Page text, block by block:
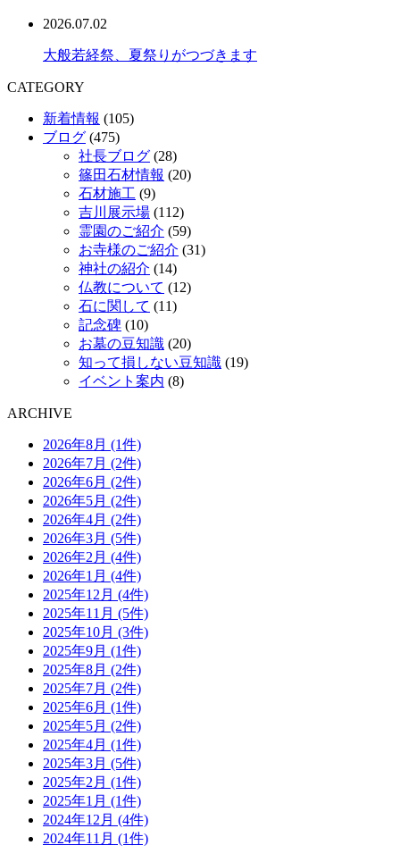
2026.07.02
大般若経祭、夏祭りがつづきます
CATEGORY
新着情報 (105)
ブログ (475)
社長ブログ (28)
篠田石材情報 (20)
石材施工 (9)
吉川展示場 (112)
霊園のご紹介 (59)
お寺様のご紹介 (31)
神社の紹介 (14)
仏教について (12)
石に関して (11)
記念碑 (10)
お墓の豆知識 (20)
知って損しない豆知識 (19)
イベント案内 (8)
ARCHIVE
2026年8月 (1件)
2026年7月 (2件)
2026年6月 (2件)
2026年5月 (2件)
2026年4月 (2件)
2026年3月 (5件)
2026年2月 (4件)
2026年1月 (4件)
2025年12月 (4件)
2025年11月 (5件)
2025年10月 (3件)
2025年9月 (1件)
2025年8月 (2件)
2025年7月 (2件)
2025年6月 (1件)
2025年5月 (2件)
2025年4月 (1件)
2025年3月 (5件)
2025年2月 (1件)
2025年1月 (1件)
2024年12月 (4件)
2024年11月 (1件)